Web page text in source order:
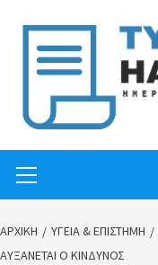
content
Menu
ΑΡΧΙΚΉ ΥΓΕΙΑ & ΕΠΙΣΤΗΜΗ
ΑΥΞΆΝΕΤΑΙ Ο ΚΊΝΔΥΝΟΣ